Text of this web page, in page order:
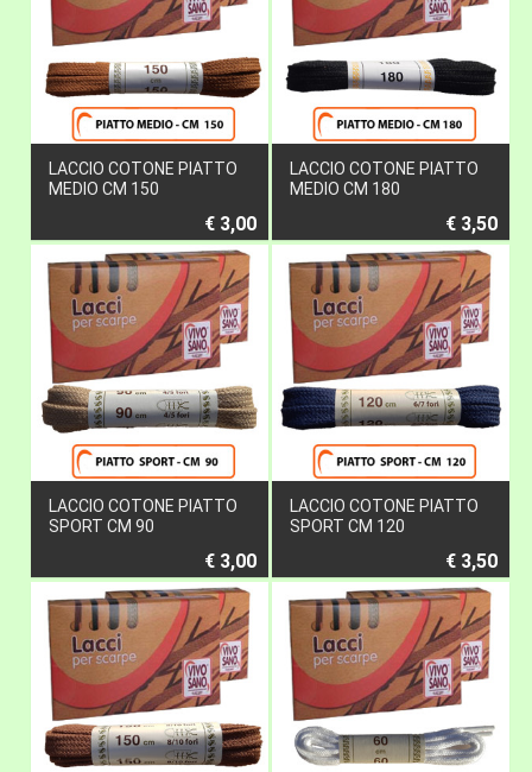
LACCIO COTONE PIATTO
MEDIO CM 150
€ 3,00
LACCIO COTONE PIATTO
MEDIO CM 180
€ 3,50
LACCIO COTONE PIATTO
SPORT CM 90
€ 3,00
LACCIO COTONE PIATTO
SPORT CM 120
€ 3,50